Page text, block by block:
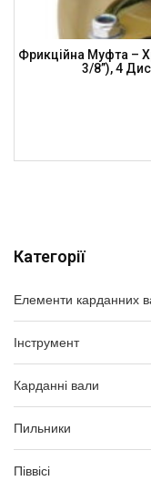
Категорії
Елементи карданних
Інструмент
Карданні вали
Пильники
Піввісі
Фрикційна Муфта –
3/8”), 4